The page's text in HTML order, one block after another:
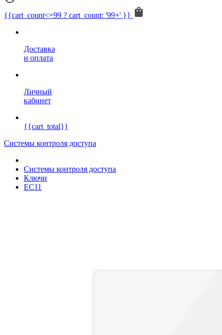
{{cart_count<=99 ? cart_count: '99+' }}
Доставка
и оплата
Личный
кабинет
{{cart_total}}
Системы контроля доступа
Системы контроля доступа
Ключи
EC11